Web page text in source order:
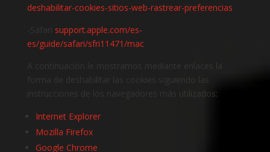
deshabilitar-cookies-sitios-web-rastrear-preferencias
-Safari support.apple.com/es-
es/guide/safari/sfri11471/mac
A continuación le mostramos mediante enlaces la
forma de deshabilitar las cookies siguiendo las
instrucciones de los navegadores más utilizados:
Internet Explorer
Mozilla Firefox
Google Chrome